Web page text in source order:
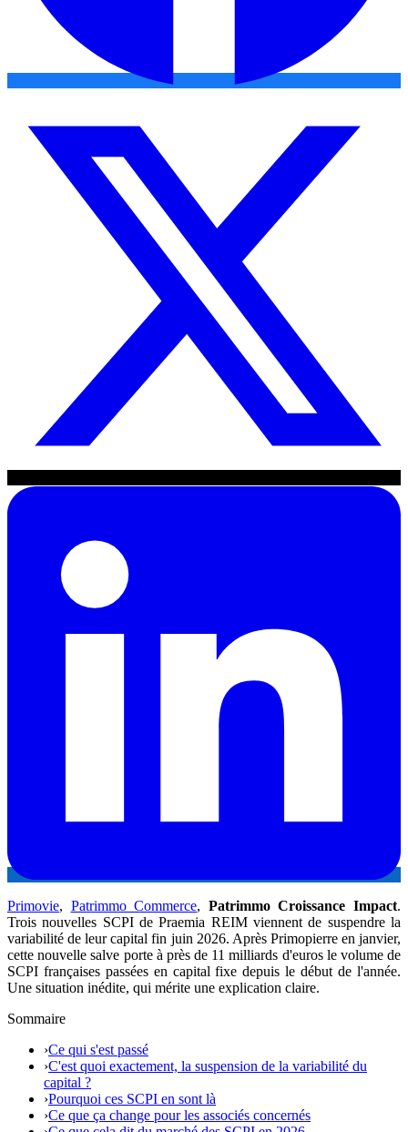
Primovie, Patrimmo Commerce, Patrimmo Croissance Impact.
Trois nouvelles SCPI de Praemia REIM viennent de suspendre la
variabilité de leur capital fin juin 2026. Après Primopierre en janvier,
cette nouvelle salve porte à près de 11 milliards d'euros le volume de
SCPI françaises passées en capital fixe depuis le début de l'année.
Une situation inédite, qui mérite une explication claire.
Sommaire
›Ce qui s'est passé
›C'est quoi exactement, la suspension de la variabilité du
capital ?
›Pourquoi ces SCPI en sont là
›Ce que ça change pour les associés concernés